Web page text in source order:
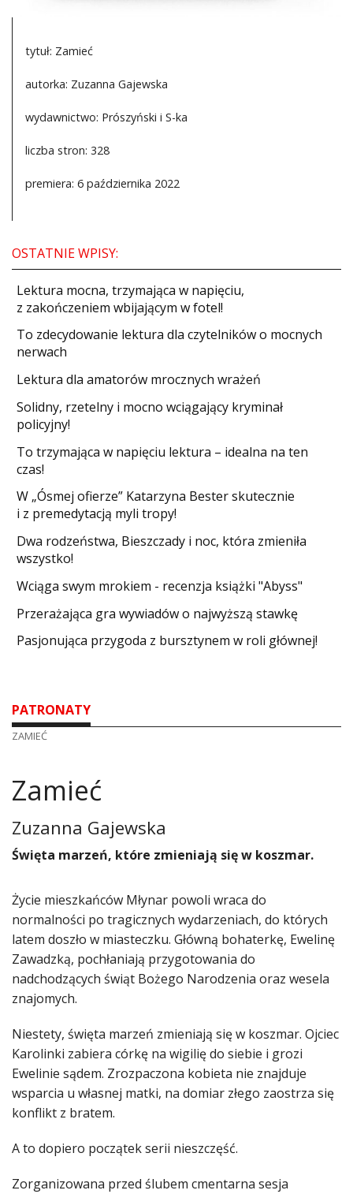
tytuł: Zamieć
autorka: Zuzanna Gajewska
wydawnictwo: Prószyński i S-ka
liczba stron: 328
premiera: 6 października 2022
OSTATNIE WPISY:
​Lektura mocna, trzymająca w napięciu,
z zakończeniem wbijającym w fotel!
​To zdecydowanie lektura dla czytelników o mocnych
nerwach
Lektura dla amatorów mrocznych wrażeń
Solidny, rzetelny i mocno wciągający kryminał
policyjny!
​To trzymająca w napięciu lektura – idealna na ten
czas!
W „Ósmej ofierze” Katarzyna Bester skutecznie
i z premedytacją myli tropy!
Dwa rodzeństwa, Bieszczady i noc, która zmieniła
wszystko!
Wciąga swym mrokiem - recenzja książki "Abyss"
​Przerażająca gra wywiadów o najwyższą stawkę
Pasjonująca przygoda z bursztynem w roli głównej!
PATRONATY
ZAMIEĆ
Zamieć
Zuzanna Gajewska
Święta marzeń, które zmieniają się w koszmar.
Życie mieszkańców Młynar powoli wraca do
normalności po tragicznych wydarzeniach, do których
latem doszło w miasteczku. Główną bohaterkę, Ewelinę
Zawadzką, pochłaniają przygotowania do
nadchodzących świąt Bożego Narodzenia oraz wesela
znajomych.
Niestety, święta marzeń zmieniają się w koszmar. Ojciec
Karolinki zabiera córkę na wigilię do siebie i grozi
Ewelinie sądem. Zrozpaczona kobieta nie znajduje
wsparcia u własnej matki, na domiar złego zaostrza się
konflikt z bratem.
A to dopiero początek serii nieszczęść.
Zorganizowana przed ślubem cmentarna sesja